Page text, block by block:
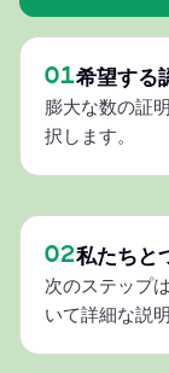
01希望する
膨大な数の証
択します。
02私たちと
次のステップ
いて詳細な説